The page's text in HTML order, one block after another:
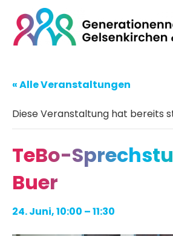
« Alle Veranstaltungen
Diese Veranstaltung hat bereits
TeBo-
Buer
24. Juni, 10:00 –11:30